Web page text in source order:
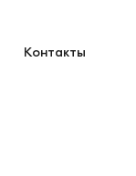
Контакты